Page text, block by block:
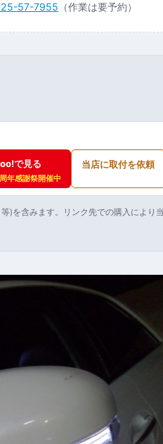
57-7955 （作業は要予約）
で見る
年感謝祭開催中
当店に取付を依頼
)を含みます。リンク先での購入により